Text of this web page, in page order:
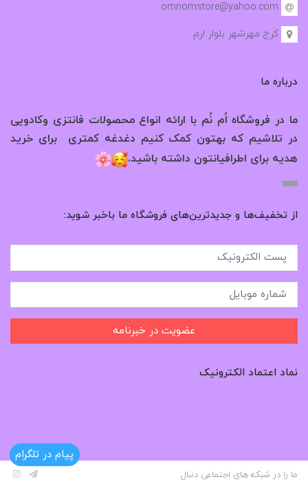
پیام در تلگرام
omnomstore@yahoo.com
کرج مهرشهر بلوار ارم
درباره ما
ما در فروشگاه اُم نُم با ارائه انواع محصولات فانتزی وکادویی
در تلاشیم که بهتون کمک کنیم دغدغه کمتری برای خرید
هدیه برای اطرافیانتون داشته باشید.
از تخفیف‌ها و جدیدترین‌های فروشگاه ما باخبر شوید:
عضویت در خبرنامه
نماد اعتماد الکترونیک
ما را در شبکه های اجتماعی دنبال